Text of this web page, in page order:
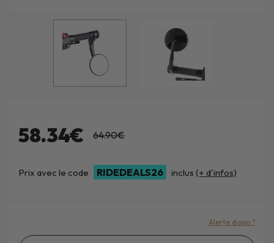
58.34€ 64.90€
Prix avec le code RIDEDEALS26 inclus (+ d'infos)
Alerte dispo ?